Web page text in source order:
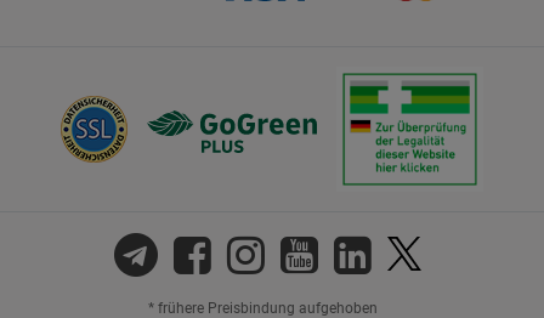
* frühere Preisbindung aufgehoben